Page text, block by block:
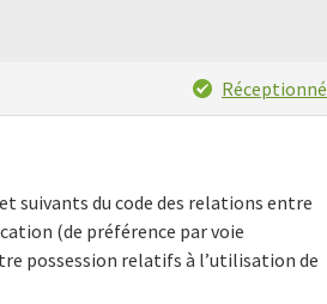
Réceptionné
suivants du code des relations entre
(de préférence par voie
possession relatifs à l’utilisation de